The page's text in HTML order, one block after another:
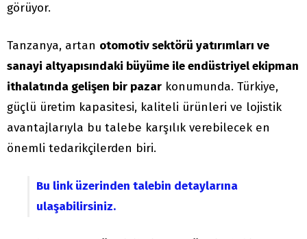
görüyor.
Tanzanya, artan otomotiv sektörü yatırımları ve
sanayi altyapısındaki büyüme ile endüstriyel ekipman
ithalatında gelişen bir pazar konumunda. Türkiye,
güçlü üretim kapasitesi, kaliteli ürünleri ve lojistik
avantajlarıyla bu talebe karşılık verebilecek en
önemli tedarikçilerden biri.
Bu link üzerinden talebin detaylarına
ulaşabilirsiniz.